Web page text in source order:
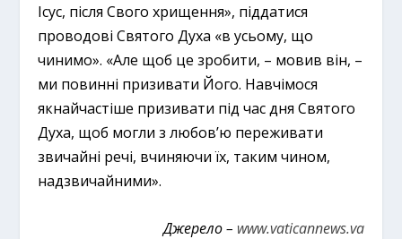
Ісус, після Свого хрищення», піддатися
проводові Святого Духа «в усьому, що
чинимо». «Але щоб це зробити, – мовив він, –
ми повинні призивати Його. Навчімося
якнайчастіше призивати під час дня Святого
Духа, щоб могли з любов’ю переживати
звичайні речі, вчиняючи їх, таким чином,
надзвичайними».
Джерело – www.vaticannews.va